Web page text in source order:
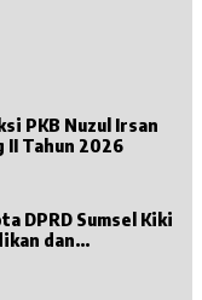
II Tahun 2026
DPRD Sumsel Kiki
dan